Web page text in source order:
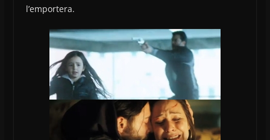
l’emportera.